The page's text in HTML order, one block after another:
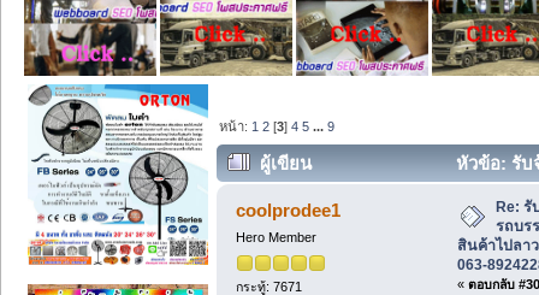
หน้า: 1 2 [3]4 5 ...9
ผู้เขียน
หัวข้อ: รับ
สินค้าไปลาว | ทองล้วน ขนส่ง 063-
coolprodee1
Hero Member
กระทู้: 7671
Re: รั
รถบร
สินค้าไปลา
063-
« ตอบกลับ